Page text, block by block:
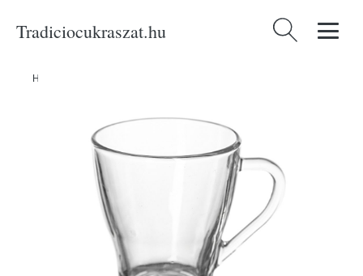
Tradiciocukraszat.hu Keresés:
Home